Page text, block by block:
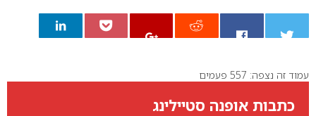
0
עמוד זה נצפה: 557 פעמים
כתבות אופנה סטיילינג